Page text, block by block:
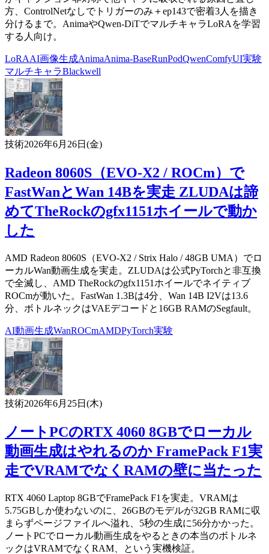
方、ControlNetなしでトリガーのみ＋ep143で密着3人を描き
分けるまで。AnimaやQwen-DiTでマルチキャラLoRAを学習
する人向け。
LoRAAI画像生成AnimaAnima-BaseRunPodQwenComfyUI実験
マルチキャラBlackwell
技術2026年6月26日(金)
Radeon 8060S（EVO-X2 / ROCm）で
FastWanとWan 14Bを実走 ZLUDAは諦
めてTheRockのgfx1151ホイールで動か
した
AMD Radeon 8060S（EVO-X2 / Strix Halo / 48GB UMA）でロ
ーカルWan動画生成を実走。ZLUDAは公式PyTorchと非互換
で全滅し、AMD TheRockのgfx1151ホイールでネイティブ
ROCmが動いた。FastWan 1.3Bは4分、Wan 14B I2Vは13.6
分、ボトルネックはVAEデコードと16GB RAMのSegfault。
AI動画生成WanROCmAMDPyTorch実験
技術2026年6月25日(木)
ノートPCのRTX 4060 8GBでローカル
動画生成はやれるのか FramePack F1実
走でVRAMでなくRAMの壁に当たった
RTX 4060 Laptop 8GBでFramePack F1を実走。VRAMは
5.75GBしか使わないのに、26GBのモデルが32GB RAMに収
まらずページファイルへ溢れ、5秒の生成に56分かかった。
ノートPCでローカル動画生成をやるときの本当のボトルネ
ックはVRAMでなくRAM、という実機検証。